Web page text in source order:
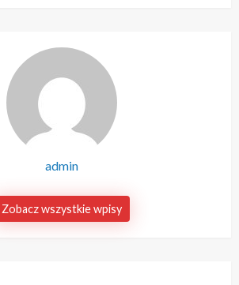
admin
Zobacz wszystkie wpisy